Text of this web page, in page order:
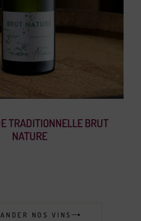
TRADITIONNELLE BRUT
NATURE
NOS VINS